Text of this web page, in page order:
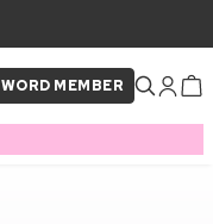
WORD MEMBER